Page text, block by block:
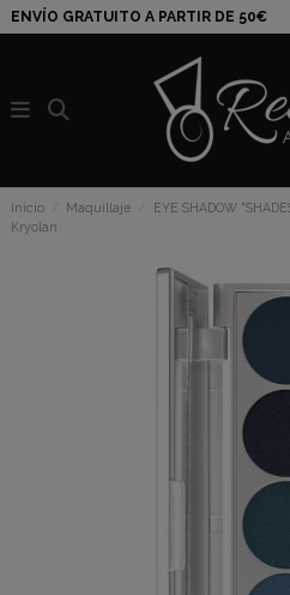
ENVÍO GRATUITO A PARTIR DE 50€
Inicio Maquillaje
EYE SHADOW
Kryolan